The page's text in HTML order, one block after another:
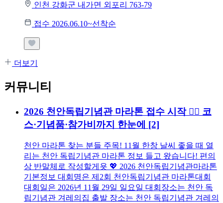
인천 강화군 내가면 외포리 763-79
접수 2026.06.10~선착순
더보기
커뮤니티
2026 천안독립기념관 마라톤 접수 시작 🏃‍♂️ 코
스·기념품·참가비까지 한눈에 [2]
천안 마라톤 찾는 분들 주목! 11월 한창 날씨 좋을 때 열
리는 천안 독립기념관 마라톤 정보 들고 왔습니다! 편의
상 반말체로 작성할게욧 💖 2026 천안독립기념관마라톤
기본정보 대회명은 제2회 천안독립기념관 마라톤대회
대회일은 2026년 11월 29일 일요일 대회장소는 천안 독
립기념관 겨레의집 출발 장소는 천안 독립기념관 겨레의